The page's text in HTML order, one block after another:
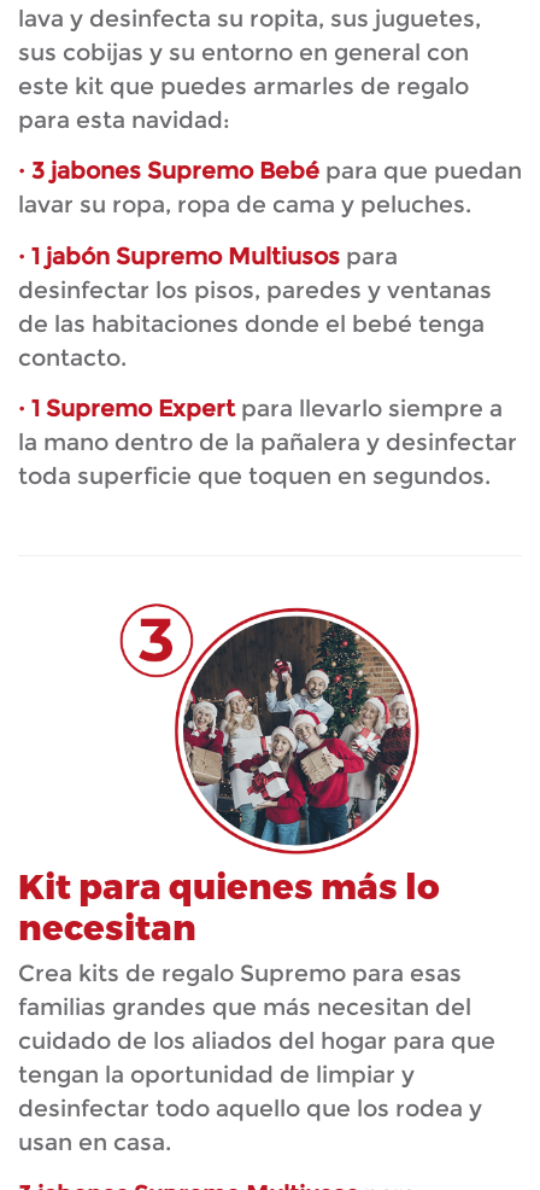
lava y desinfecta su ropita, sus juguetes,
sus cobijas y su entorno en general con
este kit que puedes armarles de regalo
para esta navidad:
· 3 jabones Supremo Bebé para que puedan
lavar su ropa, ropa de cama y peluches.
· 1 jabón Supremo Multiusos para
desinfectar los pisos, paredes y ventanas
de las habitaciones donde el bebé tenga
contacto.
· 1 Supremo Expertpara llevarlo siempre a
la mano dentro de la pañalera y desinfectar
toda superficie que toquen en segundos.
Kit para quienes más lo
necesitan
Crea kits de regalo Supremo para esas
familias grandes que más necesitan del
cuidado de los aliados del hogar para que
tengan la oportunidad de limpiar y
desinfectar todo aquello que los rodea y
usan en casa.